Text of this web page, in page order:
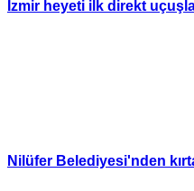
İzmir heyeti ilk direkt
Nilüfer Belediyesi'nden